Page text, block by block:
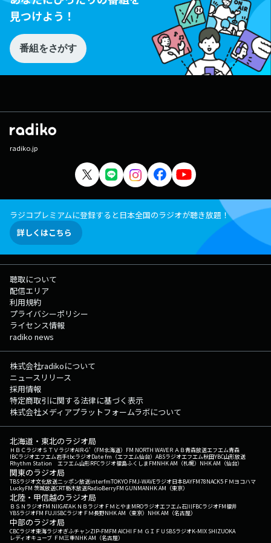
見つけよう！
番組をさがす
radiko.jp
ラジコプレミアムに登録すると日本全国のラジオが聴き放題！
詳しくはこちら
聴取について
配信エリア
利用規約
プライバシーポリシー
ライセンス情報
radiko news
株式会社radikoについて
ニュースリリース
採用情報
特定商取引に関する法律に基づく表示
株式会社メディアプラットフォームラボについて
北海道・東北のラジオ局
ＨＢＣラジオＳＴＶラジオAIR-G'（FM北海道） FM NORTH WAVEＲＡＢ青森放送エフエム青森
IBCラジオエフエム岩手tbcラジオDate fm（エフエム仙台） ABSラジオエフエム秋田YBC山形放送
Rhythm Station エフエム山形RFCラジオ福島ふくしまFMNHK AM（札幌） NHK AM（仙台）
関東のラジオ局
TBSラジオ文化放送ニッポン放送interfmTOKYO FMJ-WAVEラジオ日本BAYFM78NACK5 ＦＭヨコハマ
LuckyFM 茨城放送CRT栃木放送RadioBerryFM GUNMANHK AM（東京）
北陸・甲信越のラジオ局
ＢＳＮラジオFM NIIGATAＫＮＢラジオ ＦＭとやまMROラジオエフエム石川FBCラジオFM福井
YBSラジオFM FUJISBCラジオ ＦＭ長野NHK AM（東京） NHK AM（名古屋）
中部のラジオ局
CBCラジオ東海ラジオぎふチャンZIP-FMFM AICHI ＦＭ ＧＩＦＵ SBSラジオK-MIX SHIZUOKA
レディオキューブ ＦＭ三重NHK AM（名古屋）